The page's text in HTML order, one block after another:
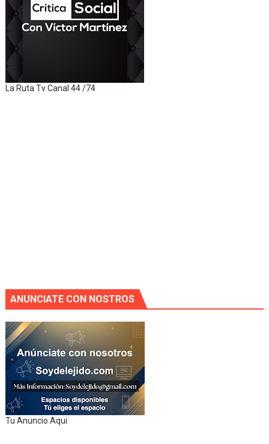
La Ruta Tv Canal 44 /74
ANUNCIATE CON NOSTROS
Tu Anuncio Aqui